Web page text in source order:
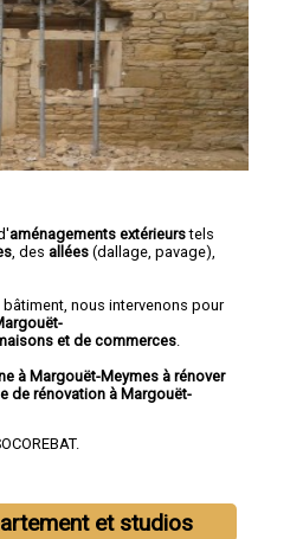
aménagements extérieurstels
, des allées (dallage, pavage),
nous intervenons pour
et de commerces
à Margouët-Meymes à rénover
de rénovation à Margouët-
et studios